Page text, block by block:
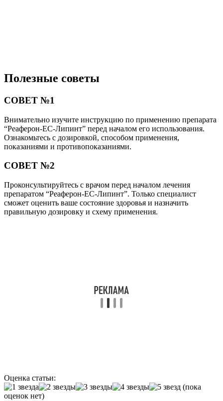
Полезные советы
СОВЕТ №1
Внимательно изучите инструкцию по применению препарата
“Реаферон-ЕС-Липинт” перед началом его использования.
Ознакомьтесь с дозировкой, способом применения,
показаниями и противопоказаниями.
СОВЕТ №2
Проконсультируйтесь с врачом перед началом лечения
препаратом “Реаферон-ЕС-Липинт”. Только специалист
сможет оценить ваше состояние здоровья и назначить
правильную дозировку и схему применения.
Оценка статьи:
(пока
оценок нет)